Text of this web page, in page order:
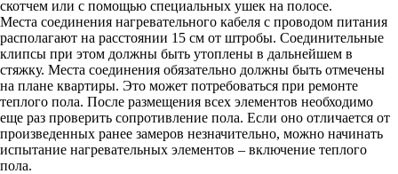
скотчем или с помощью специальных ушек на полосе.
Места соединения нагревательного кабеля с проводом питания
располагают на расстоянии 15 см от штробы. Соединительные
клипсы при этом должны быть утоплены в дальнейшем в
стяжку. Места соединения обязательно должны быть отмечены
на плане квартиры. Это может потребоваться при ремонте
теплого пола. После размещения всех элементов необходимо
еще раз проверить сопротивление пола. Если оно отличается от
произведенных ранее замеров незначительно, можно начинать
испытание нагревательных элементов – включение теплого
пола.